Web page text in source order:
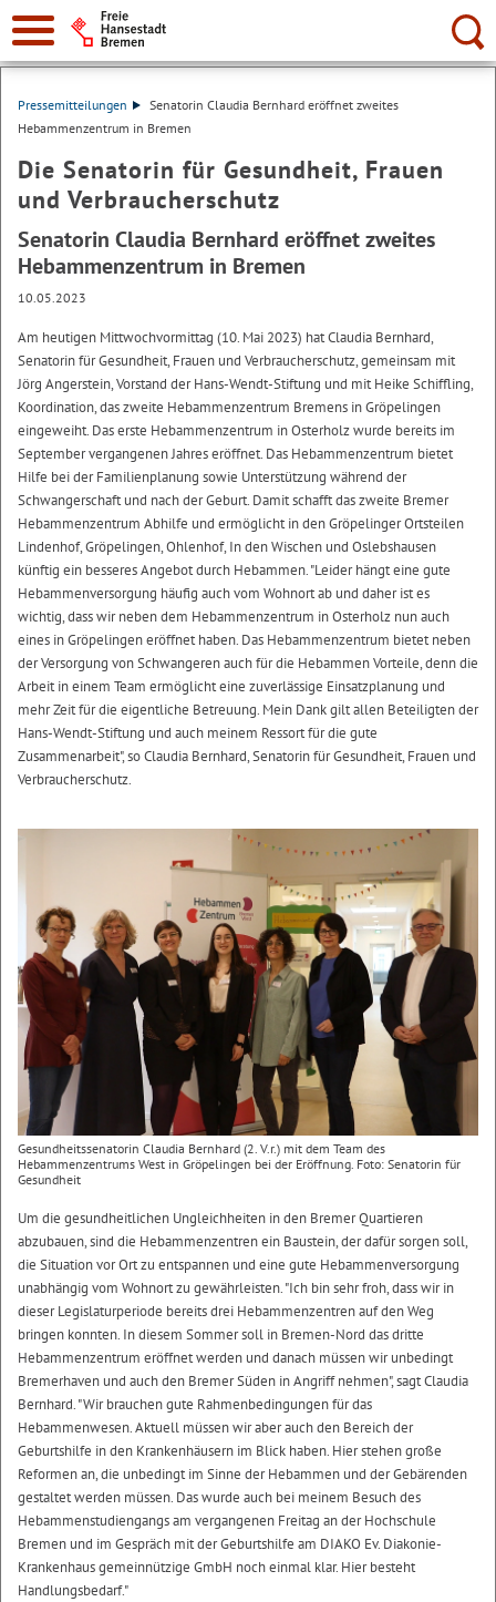
Suche:
Pressemitteilungen
Senatorin Claudia Bernhard eröffnet zweites
Hebammenzentrum in Bremen
Die Senatorin für Gesundheit, Frauen
und Verbraucherschutz
Senatorin Claudia Bernhard eröffnet zweites
Hebammenzentrum in Bremen
10.05.2023
Am heutigen Mittwochvormittag (10. Mai 2023) hat Claudia Bernhard,
Senatorin für Gesundheit, Frauen und Verbraucherschutz, gemeinsam mit
Jörg Angerstein, Vorstand der Hans-Wendt-Stiftung und mit Heike Schiffling,
Koordination, das zweite Hebammenzentrum Bremens in Gröpelingen
eingeweiht. Das erste Hebammenzentrum in Osterholz wurde bereits im
September vergangenen Jahres eröffnet. Das Hebammenzentrum bietet
Hilfe bei der Familienplanung sowie Unterstützung während der
Schwangerschaft und nach der Geburt. Damit schafft das zweite Bremer
Hebammenzentrum Abhilfe und ermöglicht in den Gröpelinger Ortsteilen
Lindenhof, Gröpelingen, Ohlenhof, In den Wischen und Oslebshausen
künftig ein besseres Angebot durch Hebammen. "Leider hängt eine gute
Hebammenversorgung häufig auch vom Wohnort ab und daher ist es
wichtig, dass wir neben dem Hebammenzentrum in Osterholz nun auch
eines in Gröpelingen eröffnet haben. Das Hebammenzentrum bietet neben
der Versorgung von Schwangeren auch für die Hebammen Vorteile, denn die
Arbeit in einem Team ermöglicht eine zuverlässige Einsatzplanung und
mehr Zeit für die eigentliche Betreuung. Mein Dank gilt allen Beteiligten der
Hans-Wendt-Stiftung und auch meinem Ressort für die gute
Zusammenarbeit", so Claudia Bernhard, Senatorin für Gesundheit, Frauen und
Verbraucherschutz.
Gesundheitssenatorin Claudia Bernhard (2. V.r.) mit dem Team des
Hebammenzentrums West in Gröpelingen bei der Eröffnung. Foto: Senatorin für
Gesundheit
Um die gesundheitlichen Ungleichheiten in den Bremer Quartieren
abzubauen, sind die Hebammenzentren ein Baustein, der dafür sorgen soll,
die Situation vor Ort zu entspannen und eine gute Hebammenversorgung
unabhängig vom Wohnort zu gewährleisten. "Ich bin sehr froh, dass wir in
dieser Legislaturperiode bereits drei Hebammenzentren auf den Weg
bringen konnten. In diesem Sommer soll in Bremen-Nord das dritte
Hebammenzentrum eröffnet werden und danach müssen wir unbedingt
Bremerhaven und auch den Bremer Süden in Angriff nehmen", sagt Claudia
Bernhard. "Wir brauchen gute Rahmenbedingungen für das
Hebammenwesen. Aktuell müssen wir aber auch den Bereich der
Geburtshilfe in den Krankenhäusern im Blick haben. Hier stehen große
Reformen an, die unbedingt im Sinne der Hebammen und der Gebärenden
gestaltet werden müssen. Das wurde auch bei meinem Besuch des
Hebammenstudiengangs am vergangenen Freitag an der Hochschule
Bremen und im Gespräch mit der Geburtshilfe am DIAKO Ev. Diakonie-
Krankenhaus gemeinnützige GmbH noch einmal klar. Hier besteht
Handlungsbedarf."